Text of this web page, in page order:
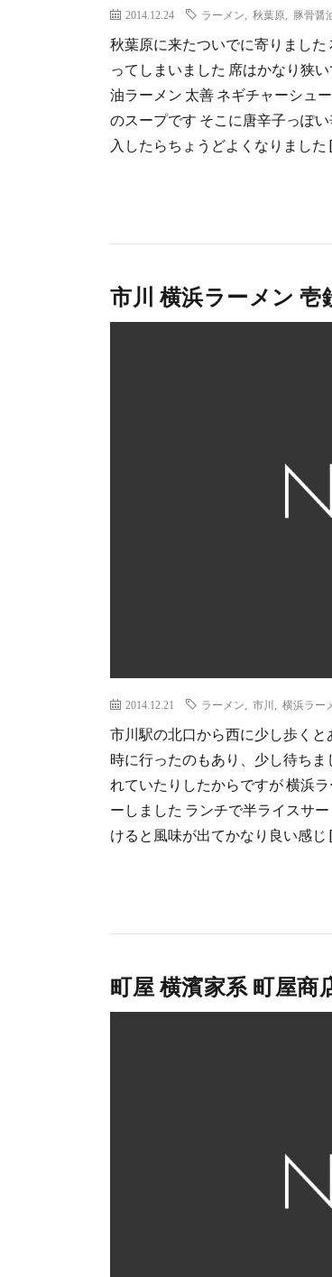
2014.12.24 ラーメン 秋葉原 豚骨醤
秋葉原に来たついでに寄りまし
ってしまいました 席はかなり狭
油ラーメン 太善 ネギチャーシュ
のスープです そこに唐辛子っぽ
入したらちょうどよくなりまし
市川 横浜ラーメン 壱
2014.12.21 ラーメン 市川 横浜ラー
市川駅の北口から西に少し歩く
時に行ったのもあり、少し待ち
れていたりしたからですが 横浜
ーしました ランチで半ライスサ
けると風味が出てかなり良い感じ
町屋 横濱家系 町屋